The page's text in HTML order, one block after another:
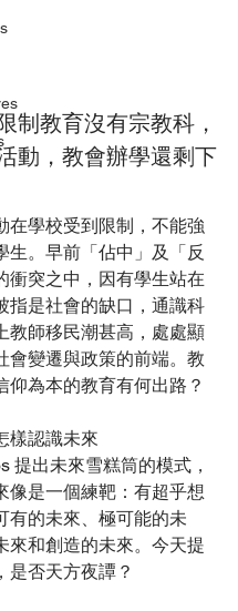
制教育沒有宗教科，
動，教會辦學還剩下
在學校受到限制，不能強
生。早前「佔中」及「反
衝突之中，因有學生站在
指是社會的缺口，通識科
教師移民潮甚高，處處顯
會變遷與政策的前端。教
仰為本的教育有何出路？
樣認識未來
提出未來雪糕筒的模式，
像是一個練靶：有超乎想
有的未來、極可能的未
來和創造的未來。今天提
是否天方夜譚？